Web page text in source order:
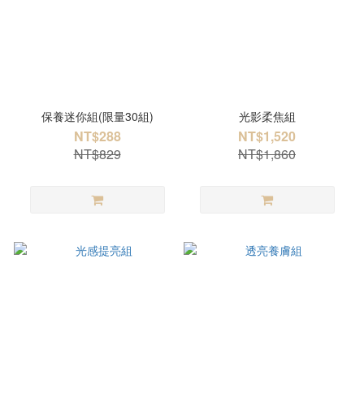
保養迷你組(限量30組)
NT$288
NT$829
光影柔焦組
NT$1,520
NT$1,860